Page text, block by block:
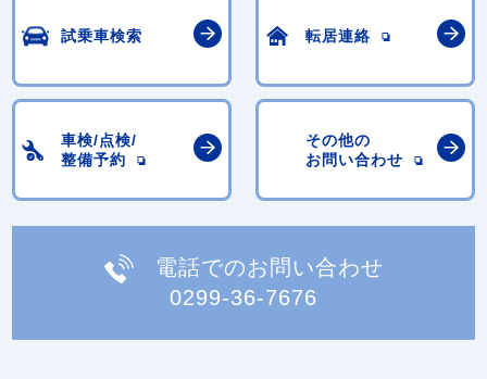
試乗車検索 転居連絡
車検/点検/
整備予約
その他の
お問い合わせ
電話でのお問い合わせ
0299-36-7676